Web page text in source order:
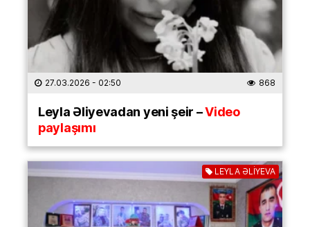
27.03.2026 - 02:50 868
Leyla Əliyevadan yeni şeir –Video
paylaşımı
LEYLA ƏLİYEVA